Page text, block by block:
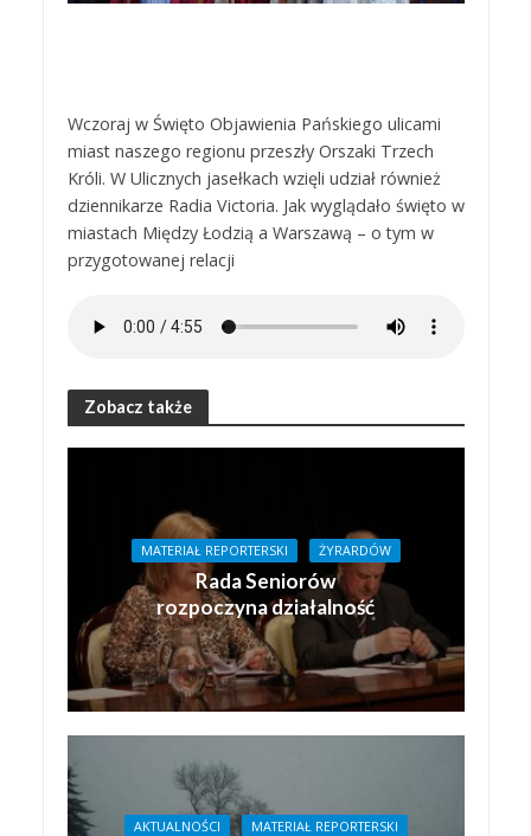
Wczoraj w Święto Objawienia Pańskiego ulicami
miast naszego regionu przeszły Orszaki Trzech
Króli. W Ulicznych jasełkach wzięli udział również
dziennikarze Radia Victoria. Jak wyglądało święto w
miastach Między Łodzią a Warszawą – o tym w
przygotowanej relacji
Zobacz także
MATERIAŁ REPORTERSKI ŻYRARDÓW
Rada Seniorów
rozpoczyna działalność
AKTUALNOŚCI MATERIAŁ REPORTERSKI